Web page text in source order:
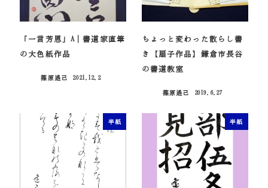
「一言芳恩」A｜書道家直筆
の大色紙作品
篠原遙己
2021.12.2
ちょっと変わった散らし書
き【扇子作品】鎌倉市長谷
の書道教室
篠原遙己
2019.6.27
半紙 半紙